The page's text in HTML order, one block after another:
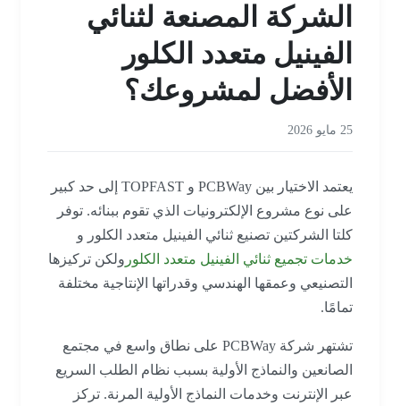
الشركة المصنعة لثنائي
الفينيل متعدد الكلور
الأفضل لمشروعك؟
يعتمد الاختيار بين PCBWay و TOPFAST إلى حد كبير
على نوع مشروع الإلكترونيات الذي تقوم ببنائه. توفر
كلتا الشركتين تصنيع ثنائي الفينيل متعدد الكلور و
خدمات تجميع ثنائي الفينيل متعدد الكلورولكن تركيزها
التصنيعي وعمقها الهندسي وقدراتها الإنتاجية مختلفة
تمامًا.
تشتهر شركة PCBWay على نطاق واسع في مجتمع
الصانعين والنماذج الأولية بسبب نظام الطلب السريع
عبر الإنترنت وخدمات النماذج الأولية المرنة. تركز